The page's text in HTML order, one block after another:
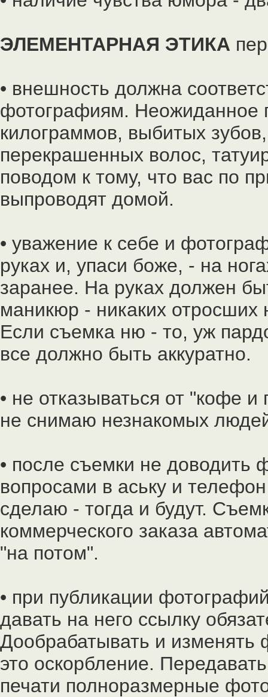
ЭЛЕМЕНТАРНАЯ ЭТИКА
• внешность должна
фотографиям. Неожиданное
килограммов, выбитых
перекрашенных волос,
поводом к тому, что вас по
выпроводят домой.
• уважение к себе и
руках и, упаси боже, - на
заранее. На руках должен
маникюр - никаких отросших
Если съемка ню - то, уж
все должно быть аккуратно.
• не отказываться от "кофе
не снимаю незнакомых
• после съемки не доводить
вопросами в аську и
сделаю - тогда и будут.
коммерческого заказа
"на потом".
• при публикации
давать на него ссылку
Дообрабатывать и
это оскорбление.
печати полноразмерные